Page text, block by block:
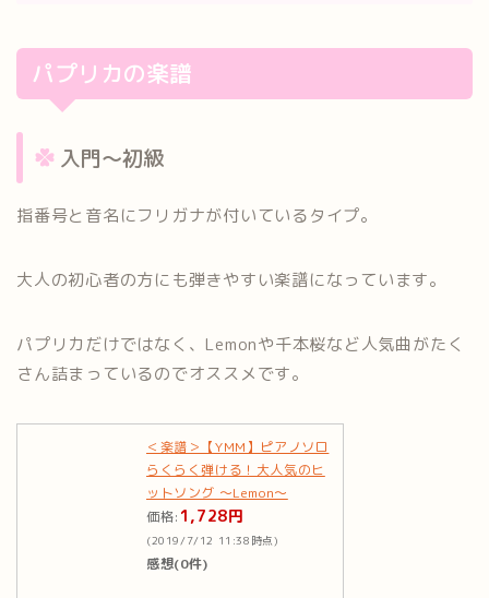
パプリカの楽譜
入門〜初級
指番号と音名にフリガナが付いているタイプ。
大人の初心者の方にも弾きやすい楽譜になっています。
パプリカだけではなく、Lemonや千本桜など人気曲がたく
さん詰まっているのでオススメです。
＜楽譜＞【YMM】ピアノソロ
らくらく弾ける！大人気のヒ
ットソング ～Lemon～
価格: 1,728円
(2019/7/12 11:38時点)
感想(0件)